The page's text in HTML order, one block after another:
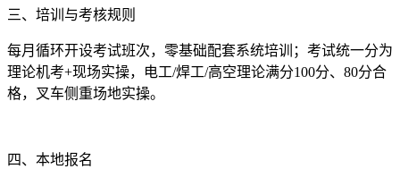
三、培训与考核规则
每月循环开设考试班次，零基础配套系统培训；考试统一分为
理论机考+现场实操，电工/焊工/高空理论满分100分、80分合
格，叉车侧重场地实操。
四、本地报名